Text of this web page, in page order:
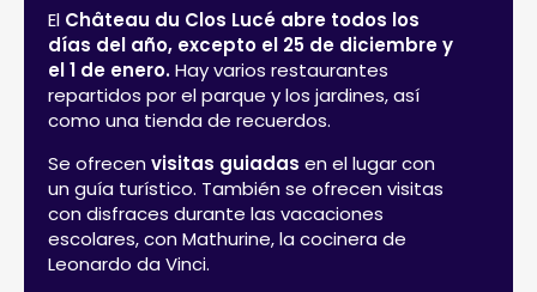
El Château du Clos Lucé abre todos los
días del año, excepto el 25 de diciembre y
el 1 de enero.Hay varios restaurantes
repartidos por el parque y los jardines, así
como una tienda de recuerdos.
Se ofrecen visitas guiadas en el lugar con
un guía turístico. También se ofrecen visitas
con disfraces durante las vacaciones
escolares, con Mathurine, la cocinera de
Leonardo da Vinci.